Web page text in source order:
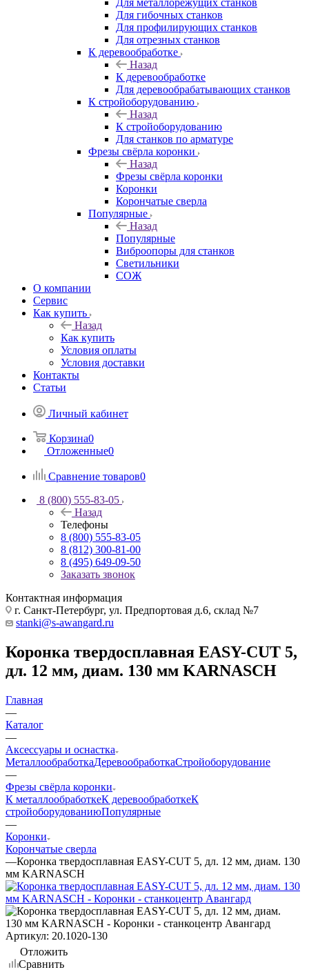
Для металлорежущих станков
Для гибочных станков
Для профилирующих станков
Для отрезных станков
К деревообработке
Назад
К деревообработке
Для деревообрабатывающих станков
К стройоборудованию
Назад
К стройоборудованию
Для станков по арматуре
Фрезы свёрла коронки
Назад
Фрезы свёрла коронки
Коронки
Корончатые сверла
Популярные
Назад
Популярные
Виброопоры для станков
Светильники
СОЖ
О компании
Сервис
Как купить
Назад
Как купить
Условия оплаты
Условия доставки
Контакты
Статьи
Личный кабинет
Корзина0
Отложенные0
Сравнение товаров0
8 (800) 555-83-05
Назад
Телефоны
8 (800) 555-83-05
8 (812) 300-81-00
8 (495) 649-09-50
Заказать звонок
Контактная информация
г. Санкт-Петербург, ул. Предпортовая д.6, склад №7
stanki@s-awangard.ru
Коронка твердосплавная EASY-CUT 5,
дл. 12 мм, диам. 130 мм KARNASCH
Главная
—
Каталог
—
Аксeccyapы и оснастка
МеталлообработкаДеревообработкаСтройоборудование
—
Фрезы свёрла коронки
К металлообработкеК деревообработкеК
стройоборудованиюПопулярные
—
Коронки
Корончатые сверла
—Коронка твердосплавная EASY-CUT 5, дл. 12 мм, диам. 130
мм KARNASCH
Артикул: 20.1020-130
Отложить
Сравнить